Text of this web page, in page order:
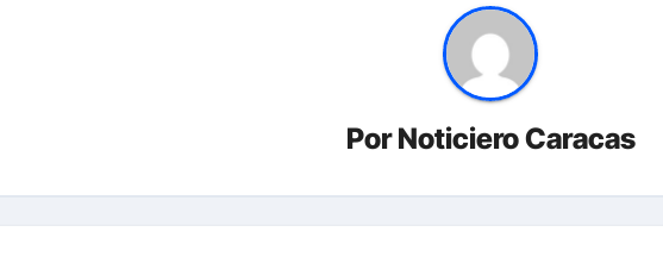
PorNoticiero Caracas